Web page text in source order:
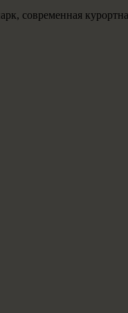
современная